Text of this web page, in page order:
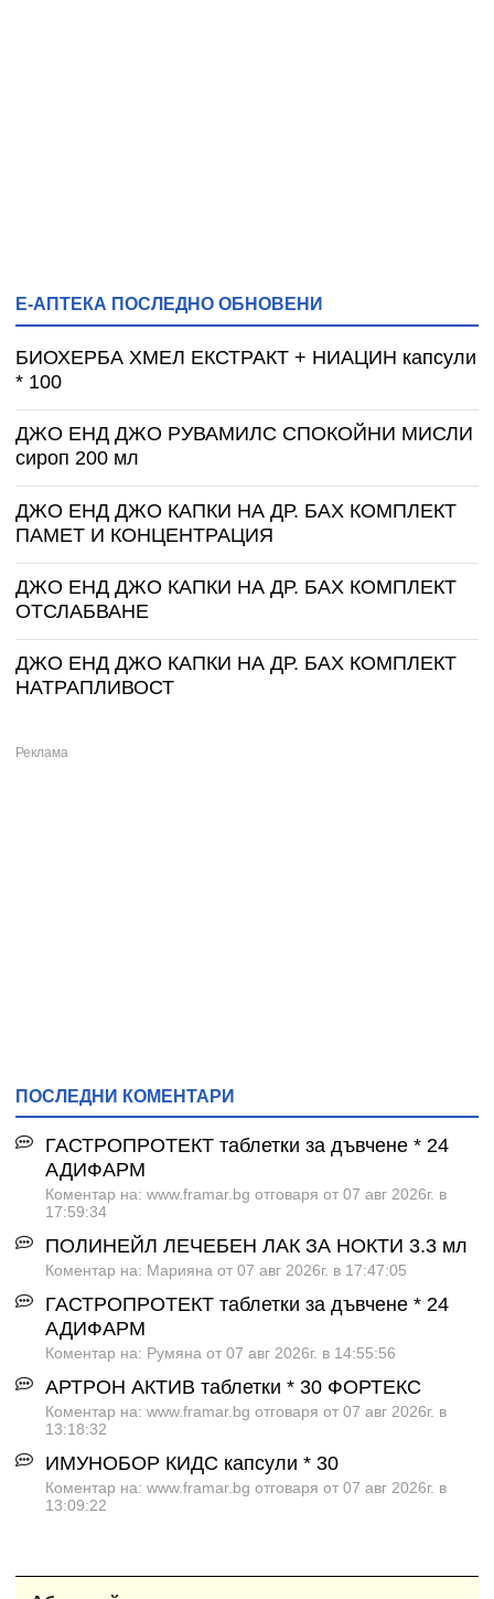
Е-АПТЕКА ПОСЛЕДНО ОБНОВЕНИ
БИОХЕРБА ХМЕЛ ЕКСТРАКТ + НИАЦИН капсули
* 100
ДЖО ЕНД ДЖО РУВАМИЛС СПОКОЙНИ МИСЛИ
сироп 200 мл
ДЖО ЕНД ДЖО КАПКИ НА ДР. БАХ КОМПЛЕКТ
ПАМЕТ И КОНЦЕНТРАЦИЯ
ДЖО ЕНД ДЖО КАПКИ НА ДР. БАХ КОМПЛЕКТ
ОТСЛАБВАНЕ
ДЖО ЕНД ДЖО КАПКИ НА ДР. БАХ КОМПЛЕКТ
НАТРАПЛИВОСТ
ПОСЛЕДНИ КОМЕНТАРИ
ГАСТРОПРОТЕКТ таблетки за дъвчене * 24
АДИФАРМ
Коментар на: www.framar.bg отговаря от 07 авг 2026г. в
17:59:34
ПОЛИНЕЙЛ ЛЕЧЕБЕН ЛАК ЗА НОКТИ 3.3 мл
Коментар на: Марияна от 07 авг 2026г. в 17:47:05
ГАСТРОПРОТЕКТ таблетки за дъвчене * 24
АДИФАРМ
Коментар на: Румяна от 07 авг 2026г. в 14:55:56
АРТРОН АКТИВ таблетки * 30 ФОРТЕКС
Коментар на: www.framar.bg отговаря от 07 авг 2026г. в
13:18:32
ИМУНОБОР КИДС капсули * 30
Коментар на: www.framar.bg отговаря от 07 авг 2026г. в
13:09:22